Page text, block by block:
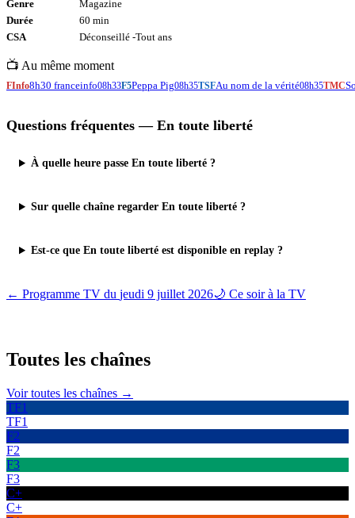
Genre
Magazine
Durée
60 min
CSA
Déconseillé -Tout ans
📺 Au même moment
FInfo8h30 franceinfo08h33F5Peppa Pig08h35TSFAu nom de la vérité08h35TMC
Questions fréquentes — En toute liberté
À quelle heure passe En toute liberté ?
Sur quelle chaîne regarder En toute liberté ?
Est-ce que En toute liberté est disponible en replay ?
← Programme TV du jeudi 9 juillet 2026🌙 Ce soir à la TV
Toutes les chaînes
Voir toutes les chaînes →
TF1
TF1
F2
F2
F3
F3
C+
C+